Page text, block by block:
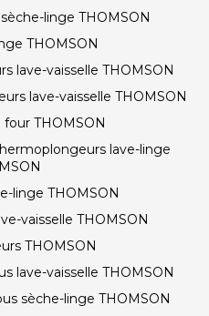
linge THOMSON
THOMSON
lave-vaisselle THOMSON
lave-vaisselle THOMSON
four THOMSON
lave-linge
linge THOMSON
vaisselle THOMSON
THOMSON
lave-vaisselle THOMSON
sèche-linge THOMSON